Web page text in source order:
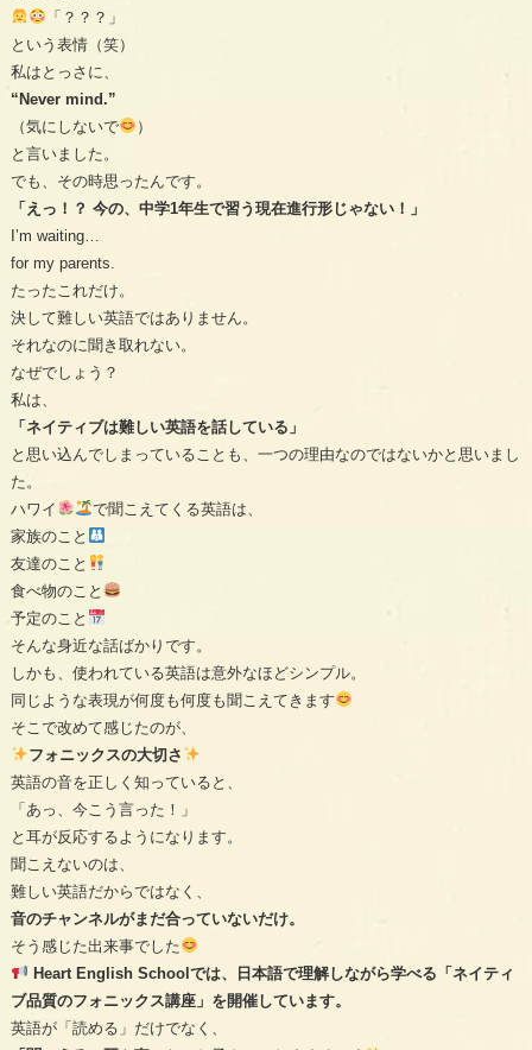
「？？？」
という表情（笑）
私はとっさに、
“Never mind.”
（気にしないで
）
と言いました。
でも、その時思ったんです。
「えっ！？ 今の、中学1年生で習う現在進行形じゃない！」
I’m waiting…
for my parents.
たったこれだけ。
決して難しい英語ではありません。
それなのに聞き取れない。
なぜでしょう？
私は、
「ネイティブは難しい英語を話している」
と思い込んでしまっていることも、一つの理由なのではないかと思いまし
た。
ハワイ
で聞こえてくる英語は、
家族のこと
友達のこと
食べ物のこと
予定のこと
そんな身近な話ばかりです。
しかも、使われている英語は意外なほどシンプル。
同じような表現が何度も何度も聞こえてきます
そこで改めて感じたのが、
フォニックスの大切さ
英語の音を正しく知っていると、
「あっ、今こう言った！」
と耳が反応するようになります。
聞こえないのは、
難しい英語だからではなく、
音のチャンネルがまだ合っていないだけ。
そう感じた出来事でした
Heart English Schoolでは、日本語で理解しながら学べる「ネイティ
ブ品質のフォニックス講座」を開催しています。
英語が「読める」だけでなく、